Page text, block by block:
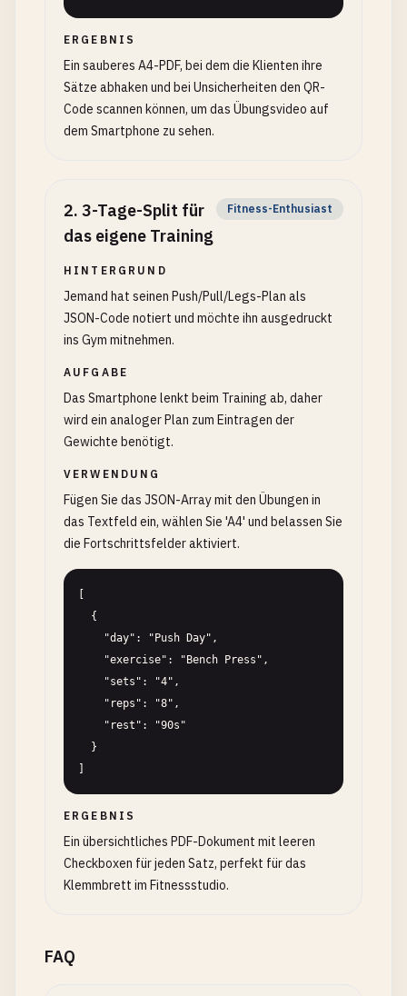
ERGEBNIS
Ein sauberes A4-PDF, bei dem die Klienten ihre
Sätze abhaken und bei Unsicherheiten den QR-
Code scannen können, um das Übungsvideo auf
dem Smartphone zu sehen.
2. 3-Tage-Split für
das eigene Training
Fitness-Enthusiast
HINTERGRUND
Jemand hat seinen Push/Pull/Legs-Plan als
JSON-Code notiert und möchte ihn ausgedruckt
ins Gym mitnehmen.
AUFGABE
Das Smartphone lenkt beim Training ab, daher
wird ein analoger Plan zum Eintragen der
Gewichte benötigt.
VERWENDUNG
Fügen Sie das JSON-Array mit den Übungen in
das Textfeld ein, wählen Sie 'A4' und belassen Sie
die Fortschrittsfelder aktiviert.
ERGEBNIS
Ein übersichtliches PDF-Dokument mit leeren
Checkboxen für jeden Satz, perfekt für das
Klemmbrett im Fitnessstudio.
FAQ